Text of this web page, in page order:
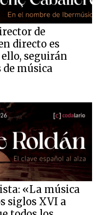
de
directo es
seguirán
música
«La música
siglos XVI a